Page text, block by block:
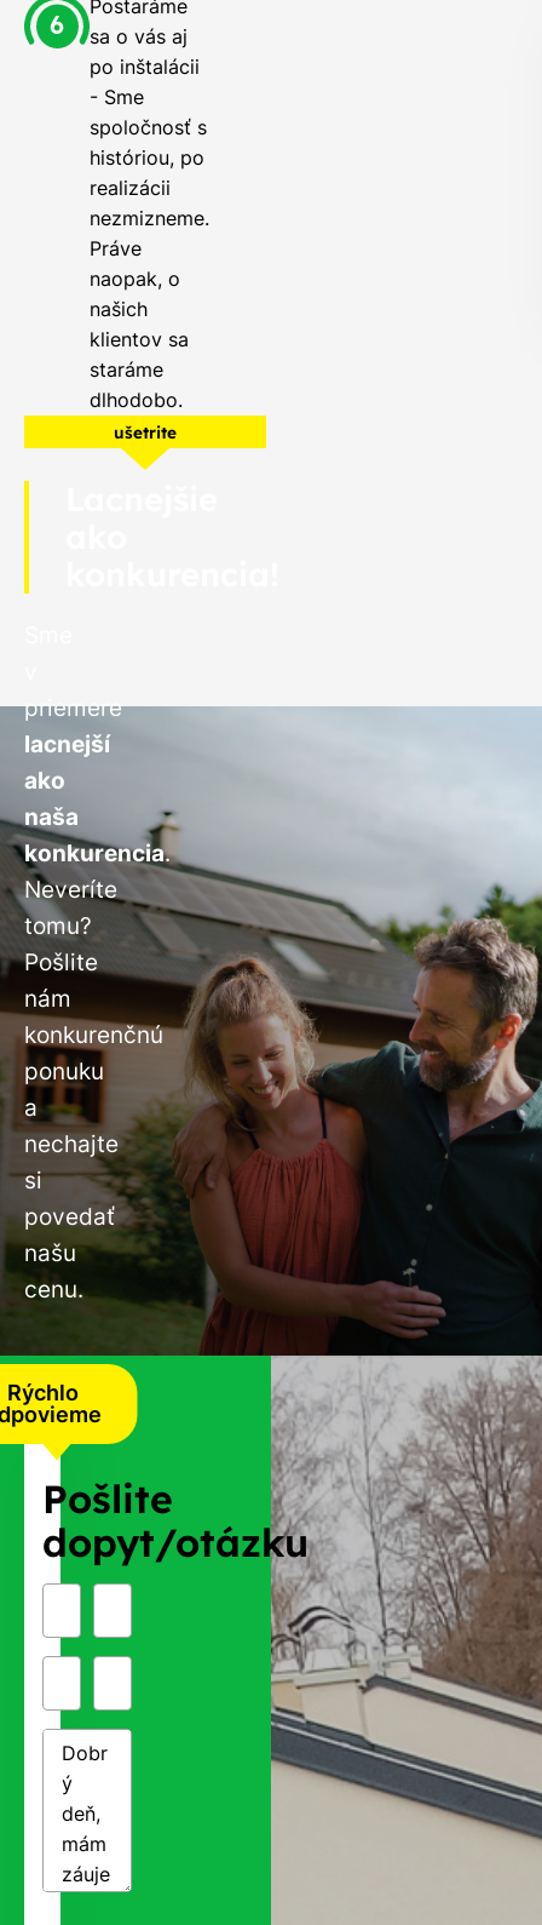
Postaráme
sa o vás aj
po inštalácii
- Sme
spoločnosť s
históriou, po
realizácii
nezmizneme.
Práve
naopak, o
našich
klientov sa
staráme
dlhodobo.
ušetrite
priemere
lacnejší
ako
naša
konkurencia.
Neveríte
tomu?
Pošlite
nám
konkurenčnú
ponuku
a
nechajte
si
povedať
našu
cenu.
Rýchlo
Pošlite
dopyt/otázku